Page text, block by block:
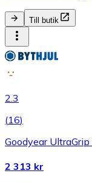
Till butik
2.3
(16)
Goodyear
2 313 kr